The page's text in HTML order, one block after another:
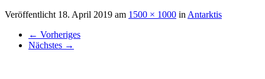
Veröffentlicht 18. April 2019 am 1500 × 1000 in Antarktis
← Vorheriges
Nächstes →